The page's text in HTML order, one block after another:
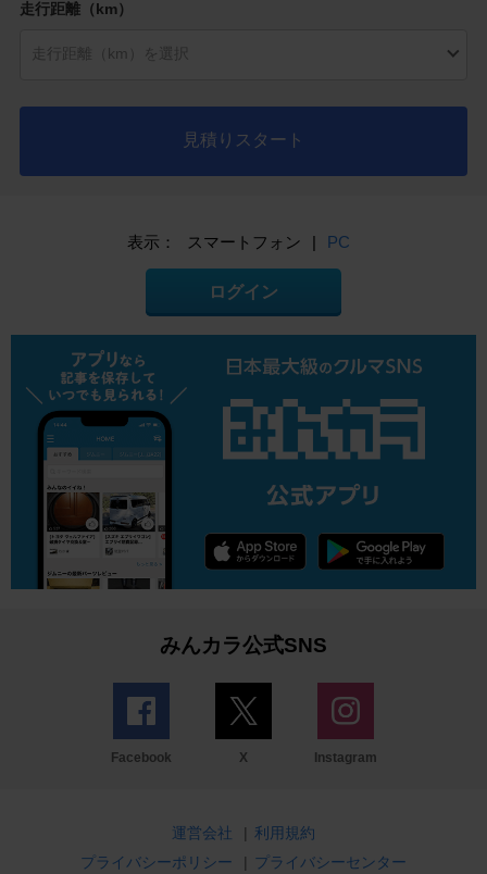
走行距離（km）
見積りスタート
表示： スマートフォン | PC
ログイン
みんカラ公式SNS
Facebook X Instagram
運営会社 | 利用規約
プライバシーポリシー
| プライバシーセンター